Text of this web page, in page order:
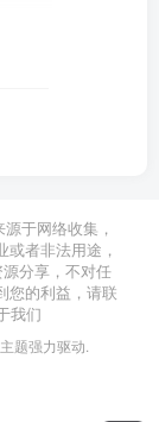
于网络收集，
者非法用途，
分享，不对任
您的利益，请联
我们
题强力驱动.